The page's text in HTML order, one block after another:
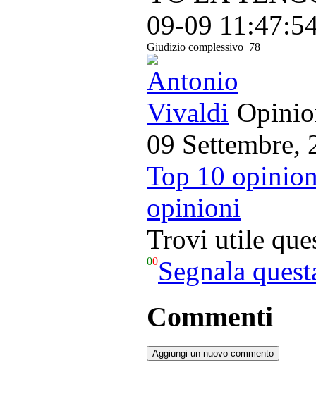
09-09
Giudizio complessivo 78
09 Settembre,
Top 10
opinioni
Trovi utile
00Segnala
Commenti
Aggiungi un nuovo commento